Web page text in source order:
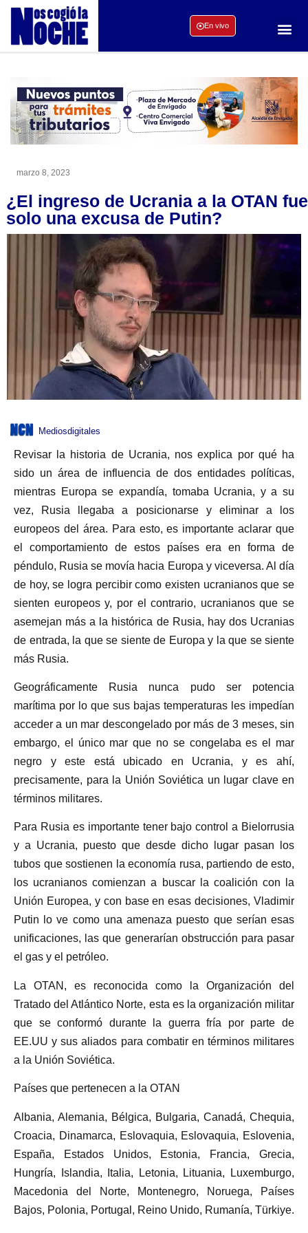
En vivo
marzo 8, 2023
¿El ingreso de Ucrania a la OTAN fue
solo una excusa de Putin?
Mediosdigitales
Revisar la historia de Ucrania, nos explica por qué ha
sido un área de influencia de dos entidades políticas,
mientras Europa se expandía, tomaba Ucrania, y a su
vez, Rusia llegaba a posicionarse y eliminar a los
europeos del área. Para esto, es importante aclarar que
el comportamiento de estos países era en forma de
péndulo, Rusia se movía hacia Europa y viceversa. Al día
de hoy, se logra percibir como existen ucranianos que se
sienten europeos y, por el contrario, ucranianos que se
asemejan más a la histórica de Rusia, hay dos Ucranias
de entrada, la que se siente de Europa y la que se siente
más Rusia.
Geográficamente Rusia nunca pudo ser potencia
marítima por lo que sus bajas temperaturas les impedían
acceder a un mar descongelado por más de 3 meses, sin
embargo, el único mar que no se congelaba es el mar
negro y este está ubicado en Ucrania, y es ahí,
precisamente, para la Unión Soviética un lugar clave en
términos militares.
Para Rusia es importante tener bajo control a Bielorrusia
y a Ucrania, puesto que desde dicho lugar pasan los
tubos que sostienen la economía rusa, partiendo de esto,
los ucranianos comienzan a buscar la coalición con la
Unión Europea, y con base en esas decisiones, Vladimir
Putin lo ve como una amenaza puesto que serían esas
unificaciones, las que generarían obstrucción para pasar
el gas y el petróleo.
La OTAN, es reconocida como la Organización del
Tratado del Atlántico Norte, esta es la organización militar
que se conformó durante la guerra fría por parte de
EE.UU y sus aliados para combatir en términos militares
a la Unión Soviética.
Países que pertenecen a la OTAN
Albania, Alemania, Bélgica, Bulgaria, Canadá, Chequia,
Croacia, Dinamarca, Eslovaquia, Eslovaquia, Eslovenia,
España, Estados Unidos, Estonia, Francia, Grecia,
Hungría, Islandia, Italia, Letonia, Lituania, Luxemburgo,
Macedonia del Norte, Montenegro, Noruega, Países
Bajos, Polonia, Portugal, Reino Unido, Rumanía, Türkiye.